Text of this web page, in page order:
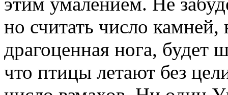
но считать число камней,
драгоценная нога,
что птицы летают без